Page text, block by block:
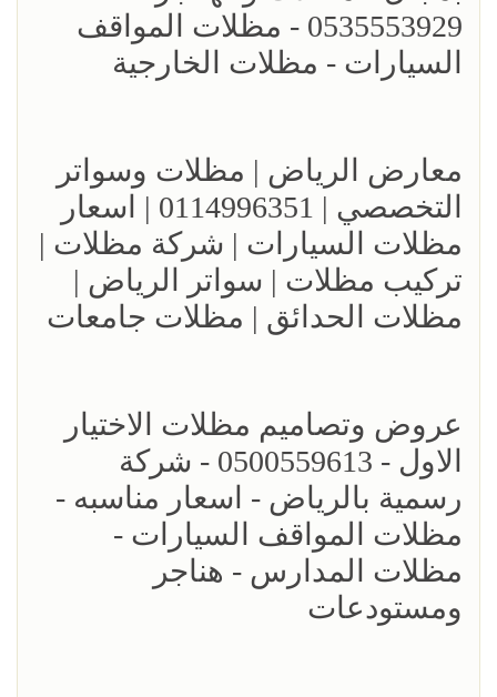
0535553929 - مظلات المواقف
السيارات - مظلات الخارجية
معارض الرياض | مظلات وسواتر
التخصصي | 0114996351 | اسعار
مظلات السيارات | شركة مظلات |
تركيب مظلات | سواتر الرياض |
مظلات الحدائق | مظلات جامعات
عروض وتصاميم مظلات الاختيار
الاول - 0500559613 - شركة
رسمية بالرياض - اسعار مناسبه -
مظلات المواقف السيارات -
مظلات المدارس - هناجر
ومستودعات